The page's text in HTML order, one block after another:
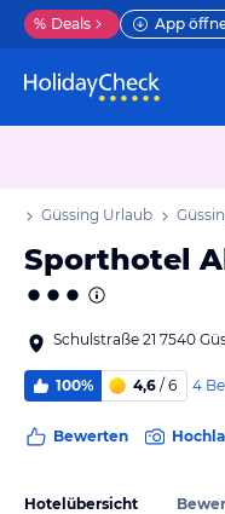
% Deals App
Güssing Urlaub
Sporthotel
Schulstraße 21 7540
100% 4,6 / 6 4
Bewerten
Hotelübersicht